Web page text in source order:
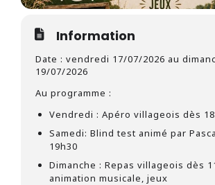
Information
Date : vendredi 17/07/2026 au
19/07/2026
Au programme :
Vendredi : Apéro villageois dès
Samedi: Blind test animé par
19h30
Dimanche : Repas villageois dès
animation musicale, jeux